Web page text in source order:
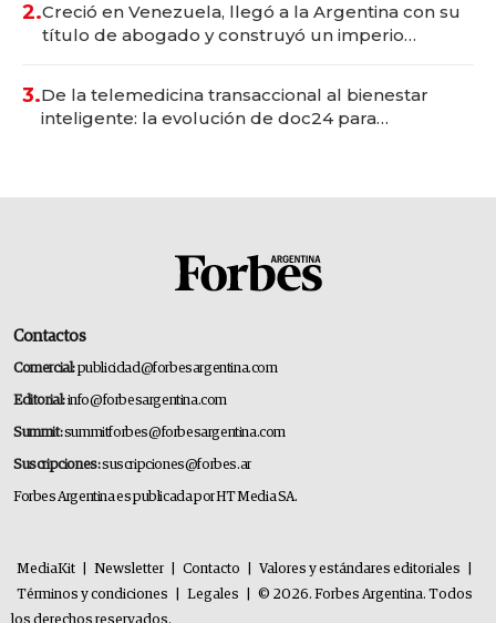
2.Creció en Venezuela, llegó a la Argentina con su
título de abogado y construyó un imperio
3.De la telemedicina transaccional al bienestar
inteligente: la evolución de doc24 para
Contactos
Comercial:publicidad@forbesargentina.com
Editorial:info@forbesargentina.com
Summit:summitforbes@forbesargentina.com
Suscripciones:suscripciones@forbes.ar
Forbes Argentina es publicada por HT Media SA.
MediaKit Newsletter Contacto Valores y estándares editoriales
Términos y condiciones
Legales
© 2026. Forbes Argentina. Todos